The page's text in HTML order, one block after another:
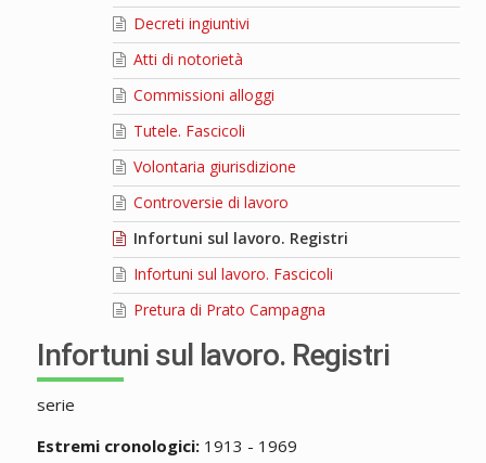
Decreti ingiuntivi
Atti di notorietà
Commissioni alloggi
Tutele. Fascicoli
Volontaria giurisdizione
Controversie di lavoro
Infortuni sul lavoro. Registri
Infortuni sul lavoro. Fascicoli
Pretura di Prato Campagna
Infortuni sul lavoro. Registri
serie
Estremi cronologici:1913 - 1969